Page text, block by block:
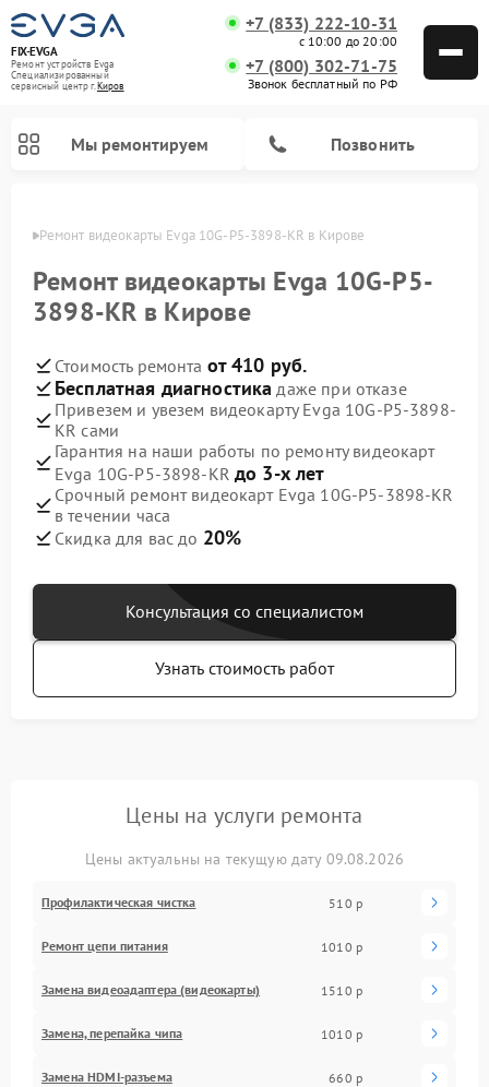
FIX-EVGA
Ремонт устройств Evga
Специализированный
cервисный центр г.Киров
+7 (833) 222-10-31
с 10:00 до 20:00
+7 (800) 302-71-75
Звонок бесплатный по РФ
Мы ремонтируем Позвонить
Ремонт видеокарты Evga 10G-P5-3898-KR в Кирове
Ремонт видеокарты Evga 10G-P5-
3898-KR в Кирове
Стоимость ремонта от 410 руб.
Бесплатная диагностика даже при отказе
Привезем и увезем видеокарту Evga 10G-P5-3898-
KR сами
Гарантия на наши работы по ремонту видеокарт
Evga 10G-P5-3898-KR до 3-х лет
Срочный ремонт видеокарт Evga 10G-P5-3898-KR
в течении часа
Скидка для вас до 20%
Консультация со специалистом
Узнать стоимость работ
Цены на услуги ремонта
Цены актуальны на текущую дату 09.08.2026
Профилактическая чистка 510 р
Ремонт цепи питания 1010 р
Замена видеоадаптера (видеокарты) 1510 р
Замена, перепайка чипа 1010 р
Замена HDMI-разъема 660 р